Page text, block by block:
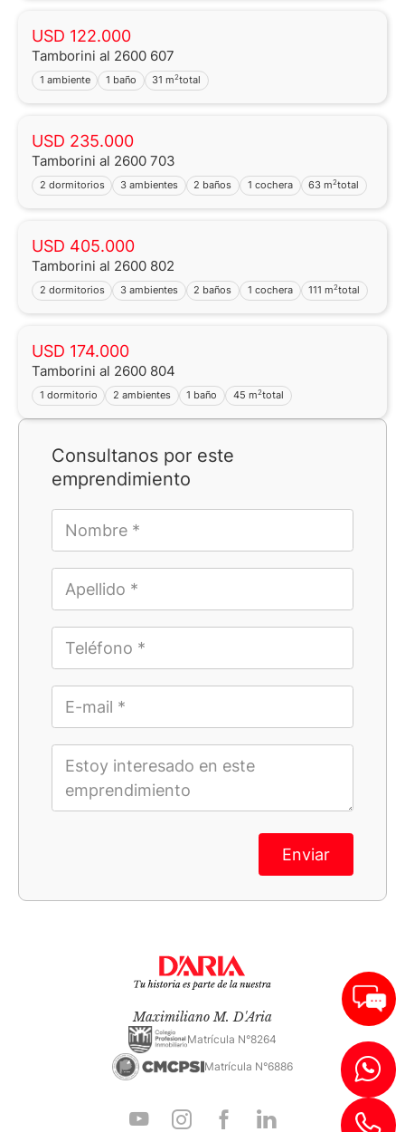
Consultanos por este
emprendimiento
Enviar
USD 122.000
Tamborini al 2600 607
1 ambiente 1 baño 31 m2total
USD 235.000
Tamborini al 2600 703
2 dormitorios 3 ambientes 2 baños 1 cochera 63 m2total
USD 405.000
Tamborini al 2600 802
2 dormitorios 3 ambientes 2 baños 1 cochera 111 m2total
USD 174.000
Tamborini al 2600 804
1 dormitorio 2 ambientes 1 baño 45 m2total
Maximiliano M. D'Aria
Matrícula N°8264
Matrícula N°6886